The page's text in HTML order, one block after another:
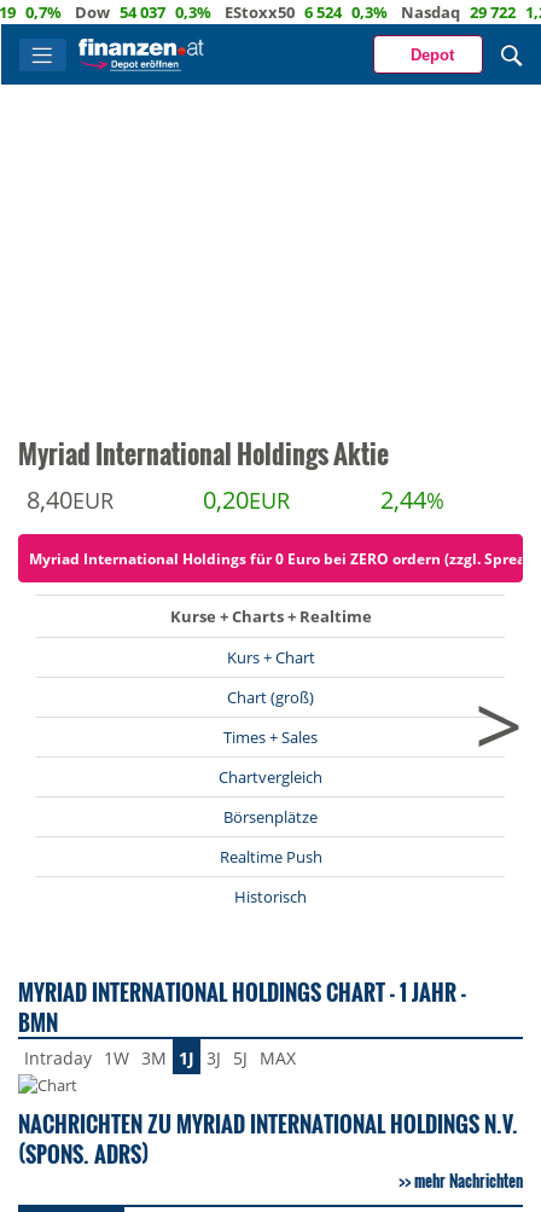
Dow 54 037 0,3% EStoxx50 6 524 0,3% Nasdaq 29 722 1,2%
Depot
Myriad International Holdings Aktie
8,40EUR 0,20EUR 2,44%
Myriad International Holdings für 0 Euro bei ZERO ordern (zzgl.
Kurse + Charts + Realtime
Kurs + Chart
Chart (groß)
Times + Sales
Chartvergleich
Börsenplätze
Realtime Push
Historisch
>
MYRIAD INTERNATIONAL HOLDINGS CHART - 1 JAHR -
BMN
Intraday 1W 3M 1J 3J 5J MAX
NACHRICHTEN ZU MYRIAD INTERNATIONAL HOLDINGS N.V.
(SPONS. ADRS)
mehr Nachrichten